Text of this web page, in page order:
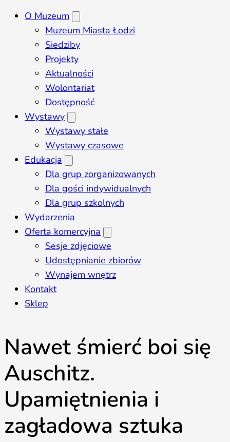
O Muzeum
Muzeum Miasta Łodzi
Siedziby
Projekty
Aktualności
Wolontariat
Dostępność
Wystawy
Wystawy stałe
Wystawy czasowe
Edukacja
Dla grup zorganizowanych
Dla gości indywidualnych
Dla grup szkolnych
Wydarzenia
Oferta komercyjna
Sesje zdjęciowe
Udostępnianie zbiorów
Wynajem wnętrz
Kontakt
Sklep
Nawet śmierć boi się
Auschitz.
Upamiętnienia i
zagładowa sztuka